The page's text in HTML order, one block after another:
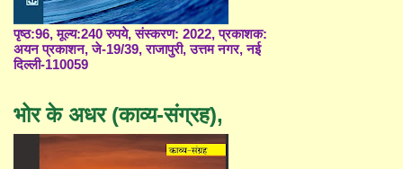
पृष्ठ:96, मूल्य:240 रुपये, संस्करण: 2022, प्रकाशक:
अयन प्रकाशन, जे-19/39, राजापुरी, उत्तम नगर, नई
दिल्ली-110059
भोर के अधर (काव्य-संग्रह),